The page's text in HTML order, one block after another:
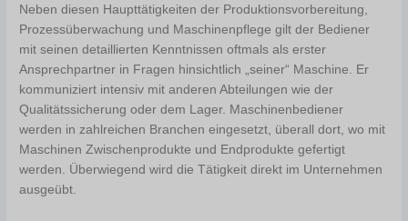
Neben diesen Haupttätigkeiten der Produktionsvorbereitung,
Prozessüberwachung und Maschinenpflege gilt der Bediener
mit seinen detaillierten Kenntnissen oftmals als erster
Ansprechpartner in Fragen hinsichtlich „seiner“ Maschine. Er
kommuniziert intensiv mit anderen Abteilungen wie der
Qualitätssicherung oder dem Lager. Maschinenbediener
werden in zahlreichen Branchen eingesetzt, überall dort, wo mit
Maschinen Zwischenprodukte und Endprodukte gefertigt
werden. Überwiegend wird die Tätigkeit direkt im Unternehmen
ausgeübt.